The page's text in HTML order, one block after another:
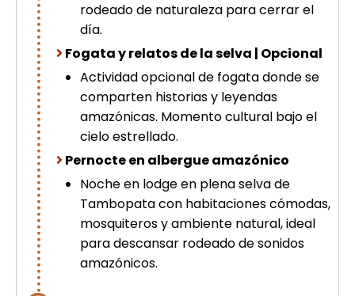
rodeado de naturaleza para cerrar el
día.
Fogata y relatos de la selva | Opcional
Actividad opcional de fogata donde se
comparten historias y leyendas
amazónicas. Momento cultural bajo el
cielo estrellado.
Pernocte en albergue amazónico
Noche en lodge en plena selva de
Tambopata con habitaciones cómodas,
mosquiteros y ambiente natural, ideal
para descansar rodeado de sonidos
amazónicos.